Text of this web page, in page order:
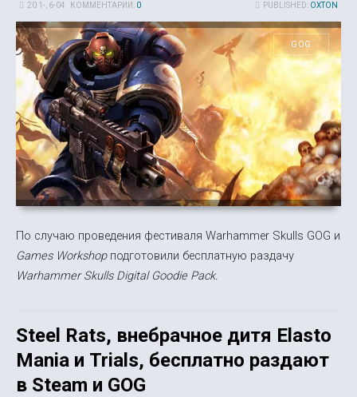
PUBLISHED: OXTON
20 1-, 6-04 КОММЕНТАРИИ: 0
GOG
По случаю проведения фестиваля Warhammer Skulls GOG и
Games Workshopподготовили бесплатную раздачу
Warhammer Skulls Digital Goodie Pack.
Steel Rats, внебрачное дитя Elasto
Mania и Trials, бесплатно раздают
в Steam и GOG